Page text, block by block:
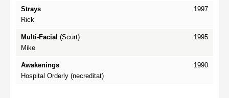
1997
Strays
Rick
1995
Multi-Facial (Scurt)
Mike
1990
Awakenings
Hospital Orderly (necreditat)